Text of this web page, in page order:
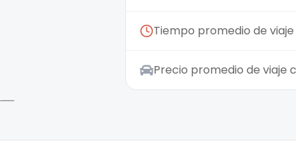
Tiempo promedio de viaje
Precio promedio de viaje